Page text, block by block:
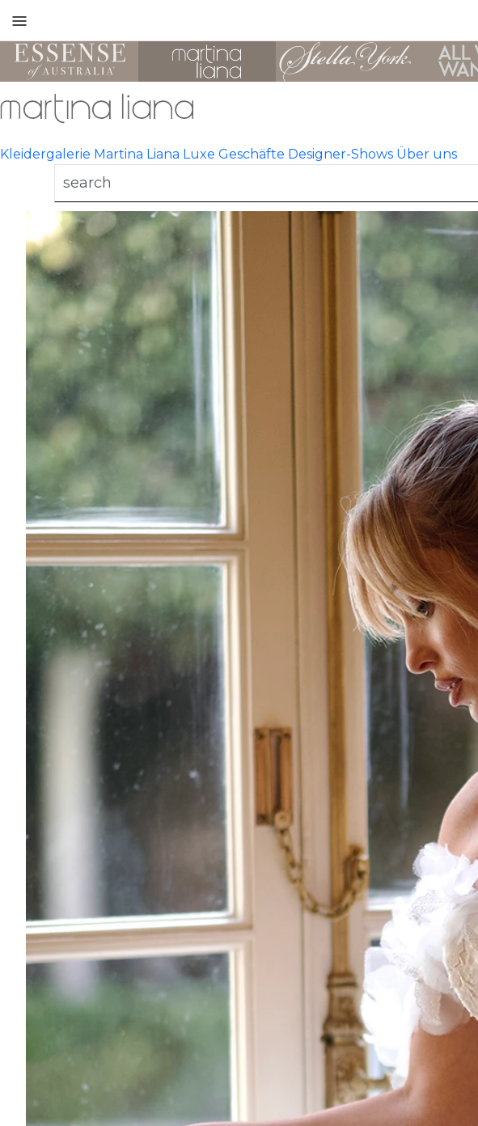
mobile
navigation
Kleidergalerie Martina Liana Luxe Geschäfte Designer-Shows Über uns